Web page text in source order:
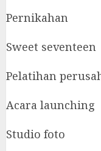
Pernikahan
Sweet seventeen
Pelatihan
Acara launching
Studio foto